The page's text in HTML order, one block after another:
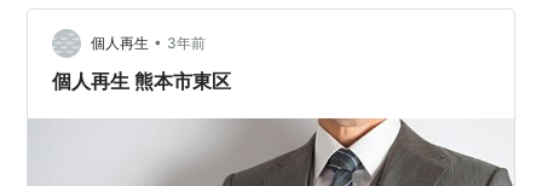
るGOALのピンシリンダー「P-LX」を新品へ交換させて
頂きました。 幸い…
個人再生 • 3年前
個人再生 熊本市東区